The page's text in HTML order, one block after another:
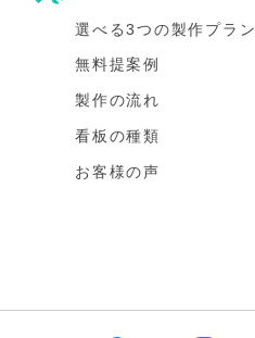
選べる3つの製作プラン
無料提案例
製作の流れ
看板の種類
お客様の声